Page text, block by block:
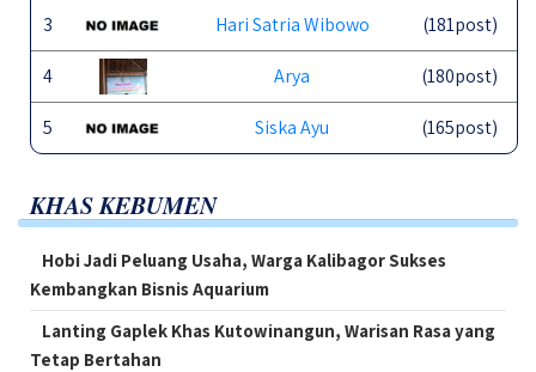
3 Hari Satria Wibowo (181post)
4 Arya (180post)
5 Siska Ayu (165post)
KHAS KEBUMEN
Hobi Jadi Peluang Usaha, Warga Kalibagor Sukses
Kembangkan Bisnis Aquarium
Lanting Gaplek Khas Kutowinangun, Warisan Rasa yang
Tetap Bertahan